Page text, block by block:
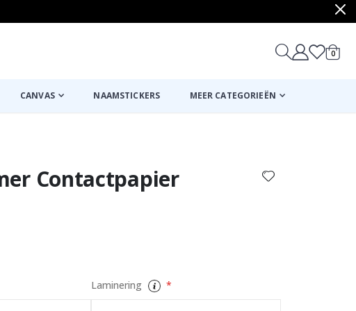
0
CANVAS NAAMSTICKERS MEER CATEGORIEËN
Contactpapier
Laminering